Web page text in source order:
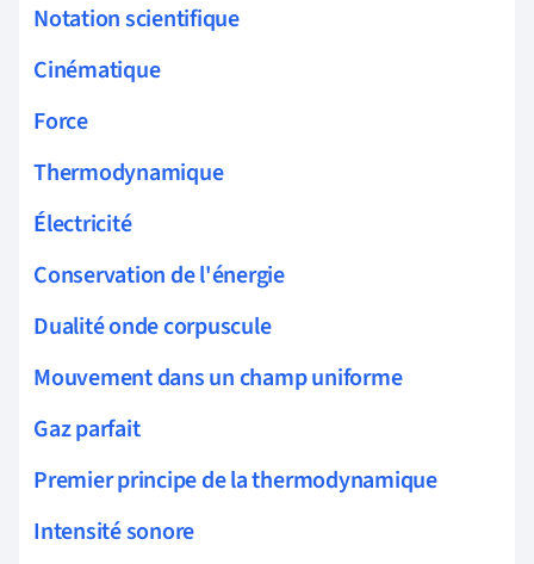
Notation scientifique
Cinématique
Force
Thermodynamique
Électricité
Conservation de l'énergie
Dualité onde corpuscule
Mouvement dans un champ uniforme
Gaz parfait
Premier principe de la thermodynamique
Intensité sonore